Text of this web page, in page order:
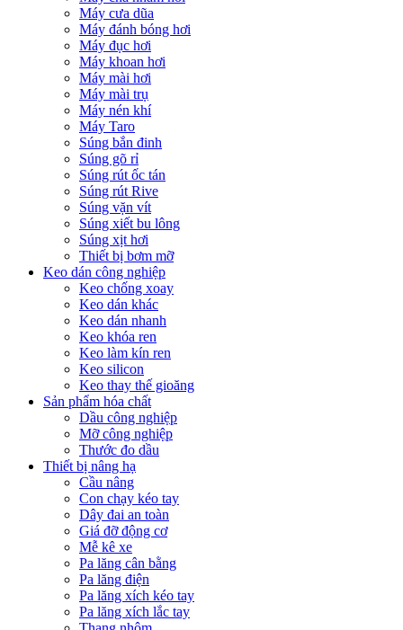
Máy cưa dũa
Máy đánh bóng hơi
Máy đục hơi
Máy khoan hơi
Máy mài hơi
Máy mài trụ
Máy nén khí
Máy Taro
Súng bắn đinh
Súng gõ rỉ
Súng rút ốc tán
Súng rút Rive
Súng vặn vít
Súng xiết bu lông
Súng xịt hơi
Thiết bị bơm mỡ
Keo dán công nghiệp
Keo chống xoay
Keo dán khác
Keo dán nhanh
Keo khóa ren
Keo làm kín ren
Keo silicon
Keo thay thế gioăng
Sản phẩm hóa chất
Dầu công nghiệp
Mỡ công nghiệp
Thước đo dầu
Thiết bị nâng hạ
Cầu nâng
Con chạy kéo tay
Dây đai an toàn
Giá đỡ động cơ
Mễ kê xe
Pa lăng cân bằng
Pa lăng điện
Pa lăng xích kéo tay
Pa lăng xích lắc tay